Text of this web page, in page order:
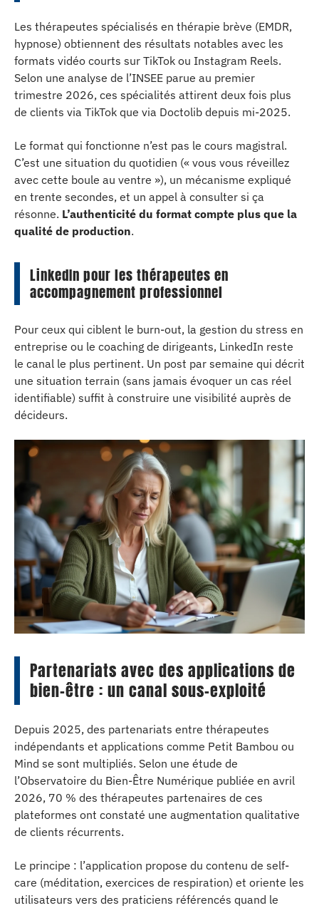
Les thérapeutes spécialisés en thérapie brève (EMDR,
hypnose) obtiennent des résultats notables avec les
formats vidéo courts sur TikTok ou Instagram Reels.
Selon une analyse de l’INSEE parue au premier
trimestre 2026, ces spécialités attirent deux fois plus
de clients via TikTok que via Doctolib depuis mi-2025.
Le format qui fonctionne n’est pas le cours magistral.
C’est une situation du quotidien (« vous vous réveillez
avec cette boule au ventre »), un mécanisme expliqué
en trente secondes, et un appel à consulter si ça
résonne. L’authenticité du format compte plus que la
qualité de production.
LinkedIn pour les thérapeutes en
accompagnement professionnel
Pour ceux qui ciblent le burn-out, la gestion du stress en
entreprise ou le coaching de dirigeants, LinkedIn reste
le canal le plus pertinent. Un post par semaine qui décrit
une situation terrain (sans jamais évoquer un cas réel
identifiable) suffit à construire une visibilité auprès de
décideurs.
Partenariats avec des applications de
bien-être : un canal sous-exploité
Depuis 2025, des partenariats entre thérapeutes
indépendants et applications comme Petit Bambou ou
Mind se sont multipliés. Selon une étude de
l’Observatoire du Bien-Être Numérique publiée en avril
2026, 70 % des thérapeutes partenaires de ces
plateformes ont constaté une augmentation qualitative
de clients récurrents.
Le principe : l’application propose du contenu de self-
care (méditation, exercices de respiration) et oriente les
utilisateurs vers des praticiens référencés quand le